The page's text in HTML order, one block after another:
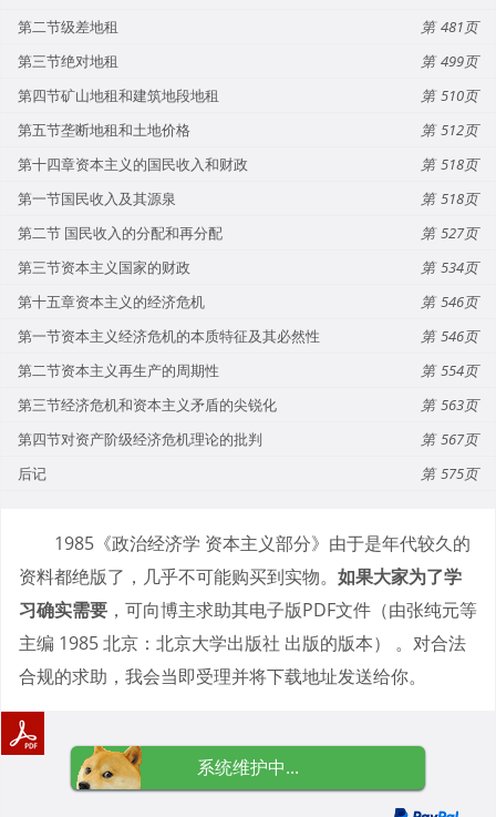
第二节级差地租
481
第三节绝对地租
499
第四节矿山地租和建筑地段地租
510
第五节垄断地租和土地价格
512
第十四章资本主义的国民收入和财政
518
第一节国民收入及其源泉
518
第二节 国民收入的分配和再分配
527
第三节资本主义国家的财政
534
第十五章资本主义的经济危机
546
第一节资本主义经济危机的本质特征及其必然性
546
第二节资本主义再生产的周期性
554
第三节经济危机和资本主义矛盾的尖锐化
563
第四节对资产阶级经济危机理论的批判
567
后记
575
1985《政治经济学 资本主义部分》由于是年代较久的
资料都绝版了，几乎不可能购买到实物。 如果大家为了学
习确实需要 ，可向博主求助其电子版PDF文件（由张纯元等
主编 1985 北京：北京大学出版社 出版的版本） 。对合法
合规的求助，我会当即受理并将下载地址发送给你。
系统维护中...